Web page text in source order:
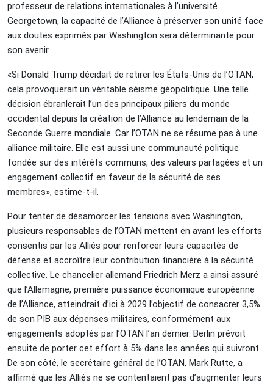
professeur de relations internationales à l’université
Georgetown, la capacité de l’Alliance à préserver son unité face
aux doutes exprimés par Washington sera déterminante pour
son avenir.
«Si Donald Trump décidait de retirer les États-Unis de l’OTAN,
cela provoquerait un véritable séisme géopolitique. Une telle
décision ébranlerait l’un des principaux piliers du monde
occidental depuis la création de l’Alliance au lendemain de la
Seconde Guerre mondiale. Car l’OTAN ne se résume pas à une
alliance militaire. Elle est aussi une communauté politique
fondée sur des intérêts communs, des valeurs partagées et un
engagement collectif en faveur de la sécurité de ses
membres», estime-t-il.
Pour tenter de désamorcer les tensions avec Washington,
plusieurs responsables de l’OTAN mettent en avant les efforts
consentis par les Alliés pour renforcer leurs capacités de
défense et accroître leur contribution financière à la sécurité
collective. Le chancelier allemand Friedrich Merz a ainsi assuré
que l’Allemagne, première puissance économique européenne
de l’Alliance, atteindrait d’ici à 2029 l’objectif de consacrer 3,5%
de son PIB aux dépenses militaires, conformément aux
engagements adoptés par l’OTAN l’an dernier. Berlin prévoit
ensuite de porter cet effort à 5% dans les années qui suivront.
De son côté, le secrétaire général de l’OTAN, Mark Rutte, a
affirmé que les Alliés ne se contentaient pas d’augmenter leurs